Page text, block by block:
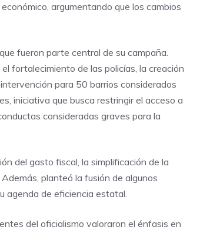
argumentando que los cambios
fueron parte central de su campaña.
fortalecimiento de las policías, la creación
para 50 barrios considerados
iniciativa que busca restringir el acceso a
consideradas graves para la
del gasto fiscal, la simplificación de la
planteó la fusión de algunos
agenda de eficiencia estatal.
del oficialismo valoraron el énfasis en